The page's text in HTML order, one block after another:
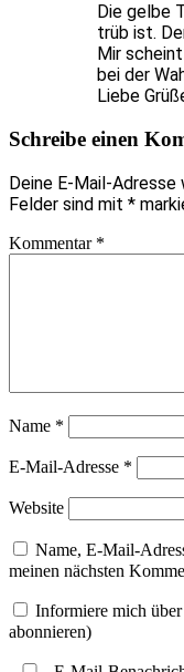
Die gelbe
trüb ist.
Mir
bei der
Liebe
Schreibe einen
Deine E-Mail-
Felder sind mit *
Kommentar *
Name *
E-Mail-Adresse *
Website
Name, E-Mail-
meinen nächsten
Informiere mich
abonnieren)